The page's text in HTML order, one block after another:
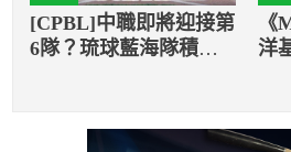
[CPBL]中職即將迎接第
6隊？琉球藍海隊積極
《
洋